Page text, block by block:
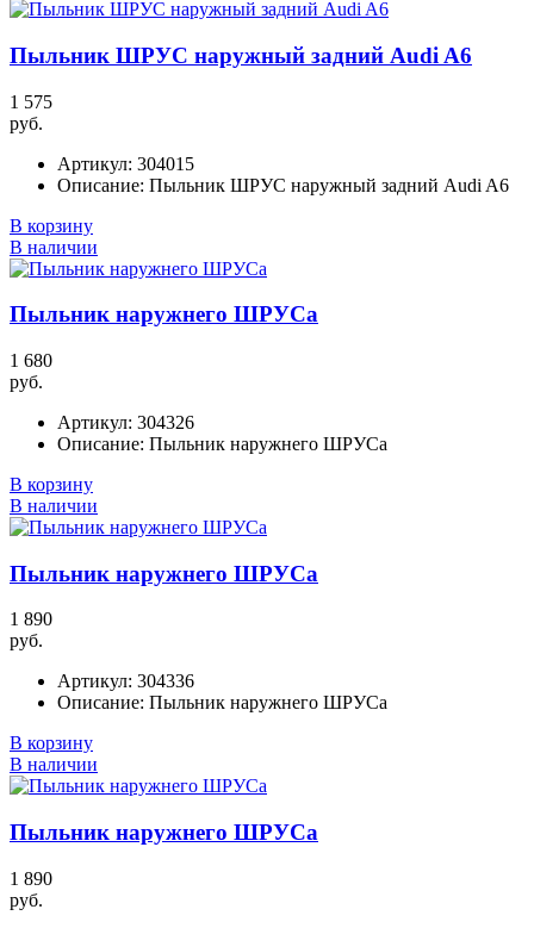
Пыльник ШРУС наружный задний Audi A6
1 575
руб.
Артикул: 304015
Описание: Пыльник ШРУС наружный задний Audi A6
В корзину
В наличии
Пыльник наружнего ШРУСа
1 680
руб.
Артикул: 304326
Описание: Пыльник наружнего ШРУСа
В корзину
В наличии
Пыльник наружнего ШРУСа
1 890
руб.
Артикул: 304336
Описание: Пыльник наружнего ШРУСа
В корзину
В наличии
Пыльник наружнего ШРУСа
1 890
руб.